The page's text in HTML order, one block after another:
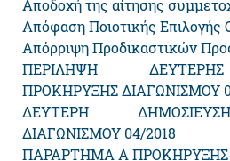
Αποδοχή της αίτησης
Απόφαση Ποιοτικής
Απόρριψη Προδικαστικών
ΠΕΡΙΛΗΨΗ
ΠΡΟΚΗΡΥΞΗΣ ΔΙΑΓΩΝΙΣΜΟΥ
ΔΕΥΤΕΡΗ
ΔΙΑΓΩΝΙΣΜΟΥ 04/2018
ΠΑΡΑΡΤΗΜΑ Α ΠΡΟΚΗΡΥΞΗΣ